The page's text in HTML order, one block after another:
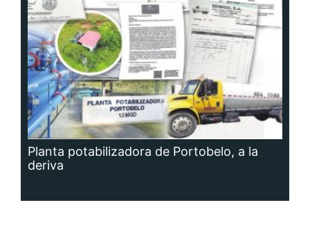
Planta potabilizadora de Portobelo, a la
deriva